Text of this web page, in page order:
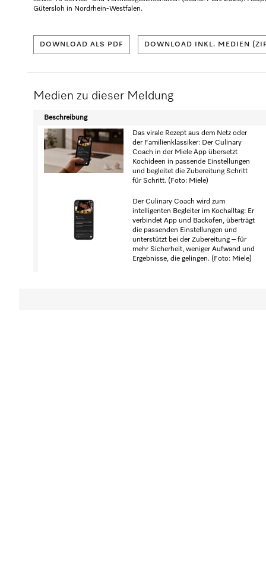
Gütersloh in Nordrhein-Westfalen.
DOWNLOAD ALS PDF DOWNLOAD INKL. MEDIEN
Medien zu dieser Meldung
Beschreibung
Das virale Rezept aus dem Netz oder
der Familienklassiker: Der Culinary
Coach in der Miele App übersetzt
Kochideen in passende Einstellungen
und begleitet die Zubereitung Schritt
für Schritt. (Foto: Miele)
Der Culinary Coach wird zum
intelligenten Begleiter im Kochalltag: Er
verbindet App und Backofen, überträgt
die passenden Einstellungen und
unterstützt bei der Zubereitung – für
mehr Sicherheit, weniger Aufwand und
Ergebnisse, die gelingen. (Foto: Miele)